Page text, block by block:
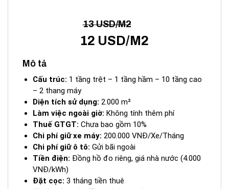
Tòa Nhà Halo Land Building Hồ Văn Huê Phú Nhuận
13 USD/M2
12 USD/M2
Mô tả
Cấu trúc: 1 tầng trệt – 1 tầng hầm – 10 tầng cao
– 2 thang máy
Diện tích sử dụng: 2.000 m²
Làm việc ngoài giờ: Không tính thêm phí
Thuế GTGT: Chưa bao gồm 10%
Chi phí giữ xe máy: 200.000 VNĐ/Xe/Tháng
Chi phí giữ ô tô: Gửi bãi ngoài
Tiền điện: Đồng hồ đo riêng, giá nhà nước (4.000
VNĐ/kWh)
Đặt cọc: 3 tháng tiền thuê